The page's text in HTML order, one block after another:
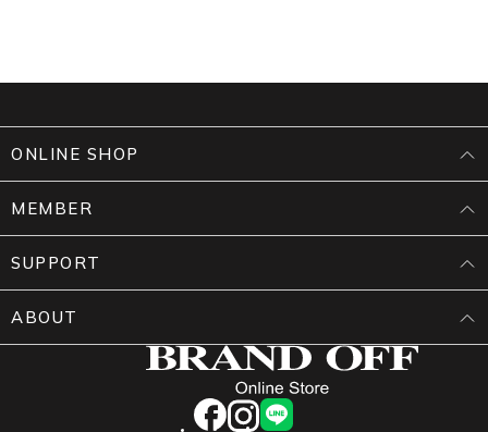
facebookinstagram
LINE
ONLINE SHOP
MEMBER
SUPPORT
ABOUT